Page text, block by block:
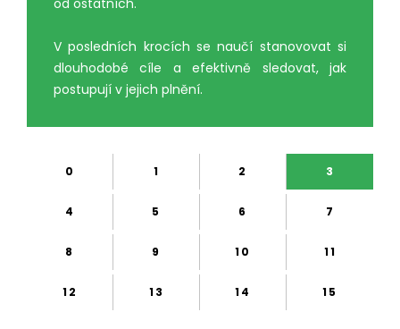
od ostatních.
V posledních krocích se naučí stanovovat si
dlouhodobé cíle a efektivně sledovat, jak
postupují v jejich plnění.
0 1 2 3
4 5 6 7
8 9 10 11
12 13 14 15